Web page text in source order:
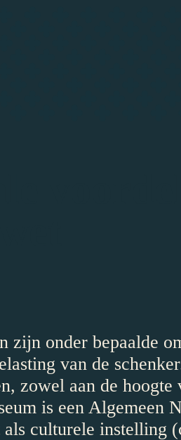
zijn onder bepaalde
van de
zowel aan de
is een Algemeen
als culturele instelling